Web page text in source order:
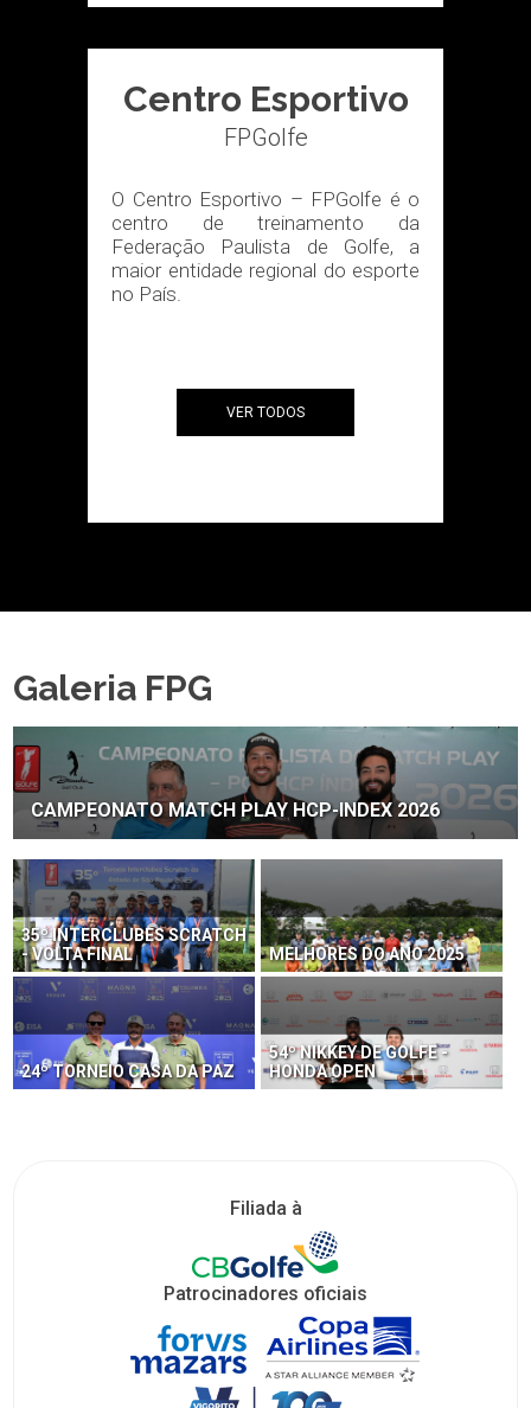
Centro Esportivo
FPGolfe
O Centro Esportivo – FPGolfe é o
centro de treinamento da
Federação Paulista de Golfe, a
maior entidade regional do esporte
no País.
VER TODOS
Galeria FPG
CAMPEONATO MATCH PLAY HCP-INDEX 2026
35º INTERCLUBES SCRATCH
- VOLTA FINAL
MELHORES DO ANO 2025
24º TORNEIO CASA DA PAZ
54º NIKKEY DE GOLFE -
HONDA OPEN
Filiada à
Patrocinadores oficiais